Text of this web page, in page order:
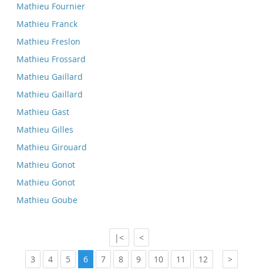
Mathieu Fournier
Mathieu Franck
Mathieu Freslon
Mathieu Frossard
Mathieu Gaillard
Mathieu Gaillard
Mathieu Gast
Mathieu Gilles
Mathieu Girouard
Mathieu Gonot
Mathieu Gonot
Mathieu Goube
|<
<
3
4 5 6 7 8 9 10 11 12
>